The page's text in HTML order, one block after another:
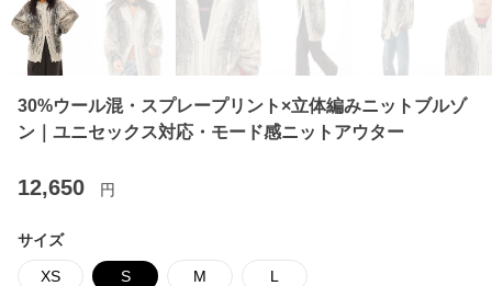
30%ウール混・スプレープリント×立体編みニットブルゾ
ン｜ユニセックス対応・モード感ニットアウター
12,650 円
サイズ
XS S M L